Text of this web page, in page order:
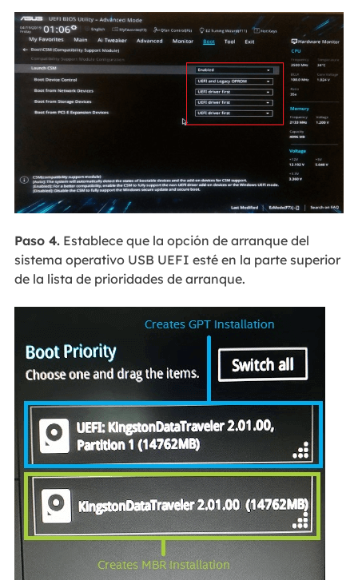
Paso 4.Establece que la opción de arranque del
sistema operativo USB UEFI esté en la parte superior
de la lista de prioridades de arranque.